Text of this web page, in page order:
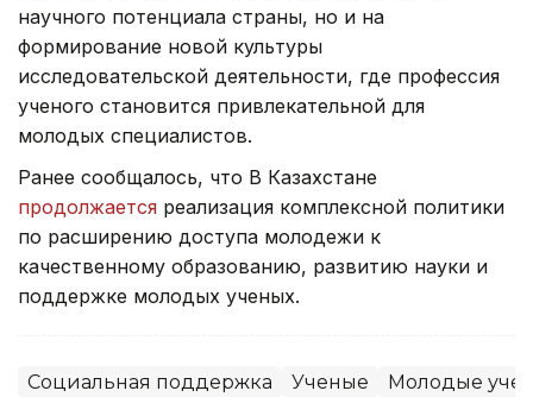
научного потенциала страны, но и на
формирование новой культуры
исследовательской деятельности, где профессия
ученого становится привлекательной для
молодых специалистов.
Ранее сообщалось, что В Казахстане
продолжается реализация комплексной политики
по расширению доступа молодежи к
качественному образованию, развитию науки и
поддержке молодых ученых.
Социальная поддержка Ученые Молодые